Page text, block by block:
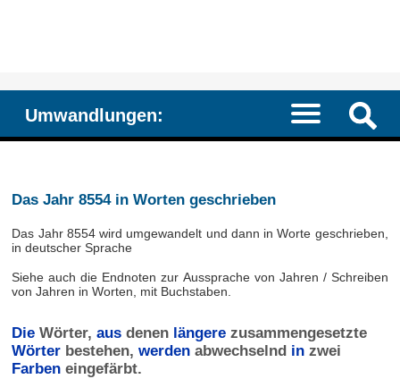
Umwandlungen:
Das Jahr 8554 in Worten geschrieben
Das Jahr 8554 wird umgewandelt und dann in Worte geschrieben,
in deutscher Sprache
Siehe auch die Endnoten zur Aussprache von Jahren / Schreiben
von Jahren in Worten, mit Buchstaben.
DieWörter, ausdenen längerezusammengesetzte
Wörterbestehen, werdenabwechselnd inzwei
Farbeneingefärbt.